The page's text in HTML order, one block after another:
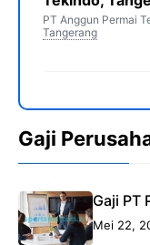
PT Anggun Permai
Tangerang
Gaji
Gaji PT
Mei 22,